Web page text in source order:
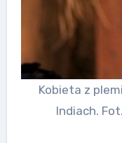
Kobieta z
Indiach.